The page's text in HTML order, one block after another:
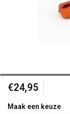
€24,95
Maak een keuze